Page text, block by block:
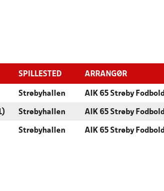
SPILLESTED ARRANGØR
Strøbyhallen AIK 65 Strøby Fodbold
Strøbyhallen AIK 65 Strøby Fodbold
Strøbyhallen AIK 65 Strøby Fodbold